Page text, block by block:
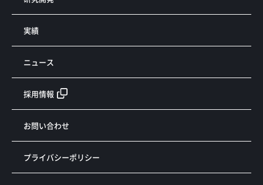
実績
ニュース
採用情報
お問い合わせ
プライバシーポリシー